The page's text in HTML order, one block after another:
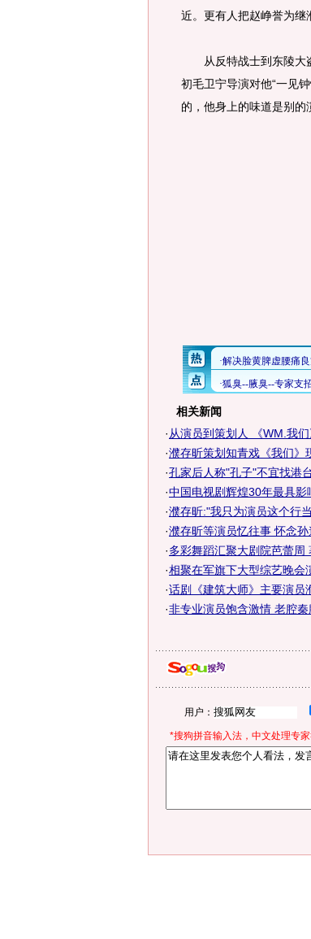
近。更有人把赵峥誉为继
从反特战士到东陵大盗
初毛卫宁导演对他“一见
的，他身上的味道是别的
相关新闻
· 从演员到策划人 《WM.我
·濮存昕策划知青戏《我们》
·孔家后人称"孔子"不宜找港
·中国电视剧辉煌30年最具影
·濮存昕:"我只为演员这个行
·濮存昕等演员忆往事 怀念
·多彩舞蹈汇聚大剧院芭蕾周
·相聚在军旗下大型综艺晚会
·话剧《建筑大师》主要演员
·非专业演员饱含激情 老腔
用户：
*搜狗拼音输入法，中文处理专